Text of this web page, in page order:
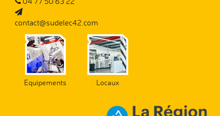
contact@sudelec42.com
Equipements Locaux